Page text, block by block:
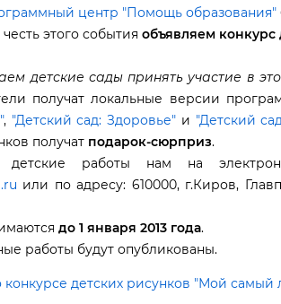
центр "Помощь образования"
этого события объявляем
детские сады принять участие в
получат локальные версии
, "Детский сад: Здоровье" и "Детский
получат подарок-сюрприз.
детские работы нам на
или по адресу: 610000, г.Киров,
до 1 января 2013 года.
работы будут опубликованы.
детских рисунков "Мой